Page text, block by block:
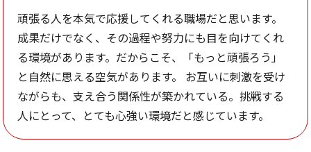
頑張る人を本気で応援してくれる職場だと思います。
成果だけでなく、その過程や努力にも目を向けてくれ
る環境があります。だからこそ、「もっと頑張ろう」
と自然に思える空気があります。 お互いに刺激を受け
ながらも、支え合う関係性が築かれている。挑戦する
人にとって、とても心強い環境だと感じています。